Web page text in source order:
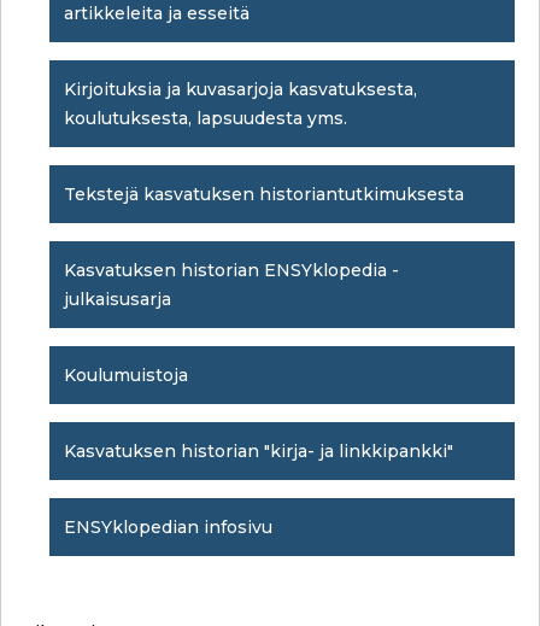
artikkeleita ja esseitä
Kirjoituksia ja kuvasarjoja kasvatuksesta,
koulutuksesta, lapsuudesta yms.
Tekstejä kasvatuksen historiantutkimuksesta
Kasvatuksen historian ENSYklopedia -
julkaisusarja
Koulumuistoja
Kasvatuksen historian "kirja- ja linkkipankki"
ENSYklopedian infosivu